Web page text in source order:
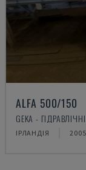
ALFA 500/150
GEKA -
ІРЛАНДІЯ 2005